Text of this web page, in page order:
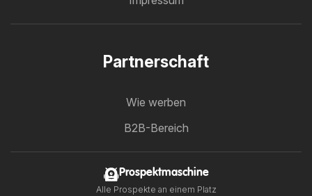
Partnerschaft
Wie werben
B2B-Bereich
Prospektmaschine
Alle Prospekte an einem Platz